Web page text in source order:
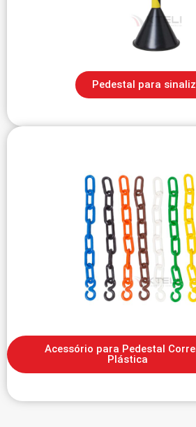
Pedestal para
Acessório para Pedestal
Plástica